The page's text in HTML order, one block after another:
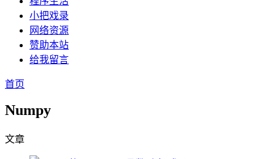
小把戏录
网络资源
赞助本站
给我留言
首页
Numpy
文章